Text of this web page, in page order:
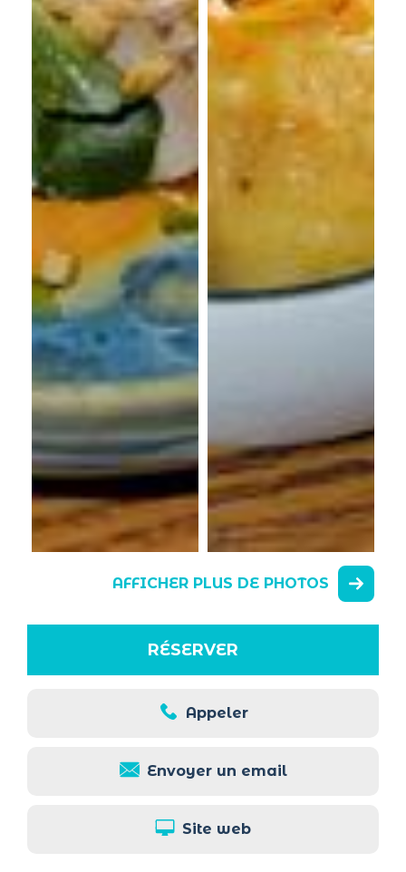
AFFICHER PLUS DE PHOTOS
RÉSERVER
Appeler
Envoyer un email
Site web